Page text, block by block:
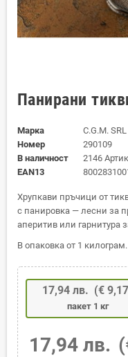
Панирани
Марка
C.G.M. SRL
Номер
290109
В наличност
2146
EAN13
Хрупкави пръчици от
с панировка — лесни за
аперитив или гарнитура
В опаковка от 1 килограм.
17,94 лв. (€
пакет 1 кг
17,94 лв.